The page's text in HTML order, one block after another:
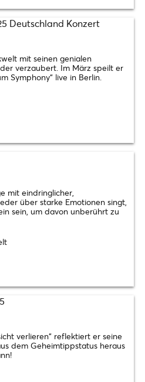
mit seinen genialen
verzaubert. Im März speilt er
Symphony“ live in Berlin.
mit eindringlicher,
über starke Emotionen singt,
sein, um davon unberührt zu
verlieren“ reflektiert er seine
dem Geheimtippstatus heraus